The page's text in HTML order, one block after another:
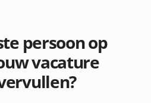
persoon op
vacature